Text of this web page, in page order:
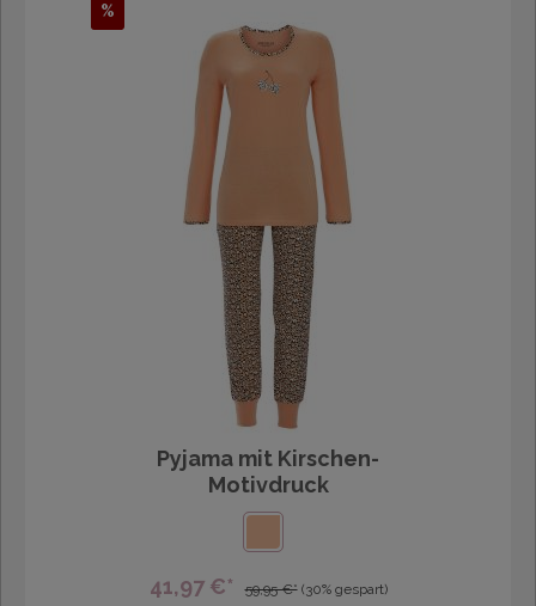
%
Pyjama mit Kirschen-
Motivdruck
41,97 €* 59,95 €* (30% gespart)